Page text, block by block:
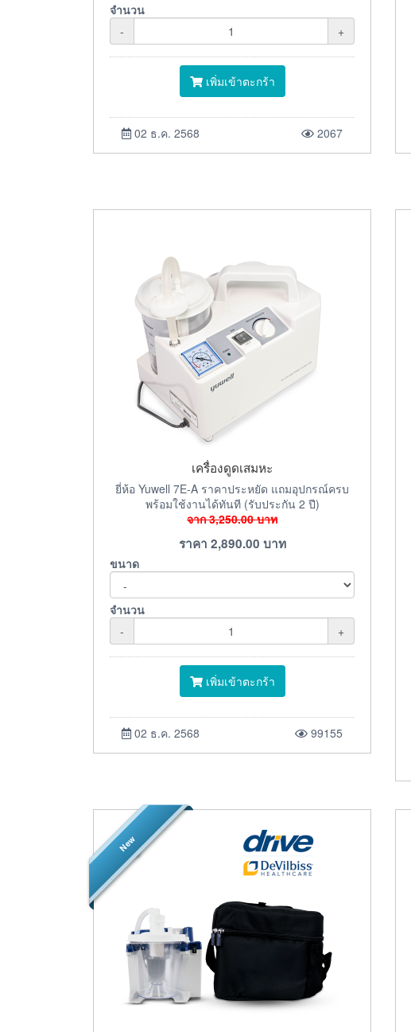
จำนวน
-
+
เพิ่มเข้าตะกร้า
02 ธ.ค. 2568 2067
เครื่องดูดเสมหะ
ยี่ห้อ Yuwell 7E-A ราคาประหยัด แถมอุปกรณ์ครบ
พร้อมใช้งานได้ทันที (รับประกัน 2 ปี)
จาก3,250.00บาท
ราคา 2,890.00 บาท
ขนาด
จำนวน
-
+
เพิ่มเข้าตะกร้า
02 ธ.ค. 2568 99155
New